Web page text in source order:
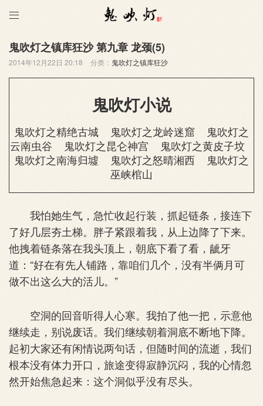

鬼吹灯之镇库狂沙 第九章 龙颈(5)
2014年12月22日 20:18 分类： 鬼吹灯之镇库狂沙
鬼吹灯小说
鬼吹灯之精绝古城 鬼吹灯之龙岭迷窟
鬼吹灯之
云南虫谷
鬼吹灯之昆仑神宫
鬼吹灯之黄皮子坟
鬼吹灯之南海归墟
鬼吹灯之怒晴湘西
鬼吹灯之
巫峡棺山
我怕她生气，急忙收起行装，抓起链条，接连下
了好几层夯土梯。胖子紧跟着我，从上边降了下来。
他拽着链条落在我头顶上，朝底下看了看，龇牙
道：“好在有先人铺路，靠咱们几个，没有半俩月可
做不出这么大的活儿。”
空洞的回音听得人心寒。我拍了他一把，示意他
继续走，别说废话。我们继续朝着洞底不断地下降。
起初大家还有闲情说两句话，但随时间的流逝，我们
根本没有体力开口，旅途变得寂静沉闷，我的心情忽
然开始焦急起来：这个洞似乎没有尽头。